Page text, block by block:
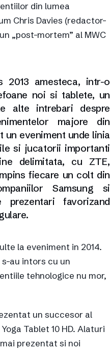
din lumea
Chris Davies (redactor-
„post-mortem” al MWC
2013 amesteca, intr-o
noi si tablete, un
alte intrebari despre
majore din
un eveniment unde linia
si jucatorii importanti
delimitata, cu ZTE,
fiecare un colt din
Samsung si
prezentari favorizand
la eveniment in 2014.
au intors cu un
tehnologice nu mor,
un succesor al
Tablet 10 HD. Alaturi
prezentat si noi